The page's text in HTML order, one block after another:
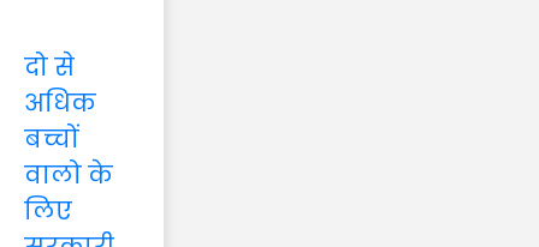
दो से
अधिक
बच्चों
वालो के
लिए